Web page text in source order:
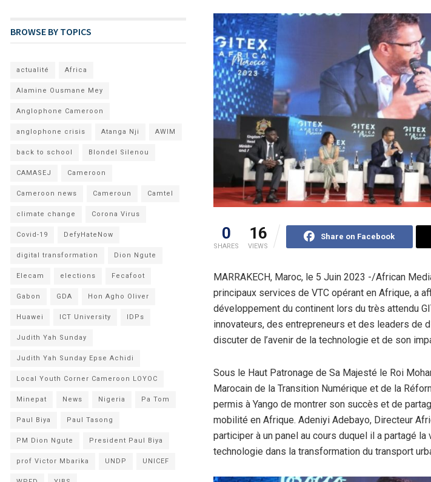
0
SHARES
16
VIEWS
Share on Facebook
MARRAKECH, Maroc, le 5 Juin 2023 -/African
principaux services de VTC opérant en Afrique, a
développement du continent lors du très attendu
innovateurs, des entrepreneurs et des leaders de
discuter de l’avenir de la technologie et de son
Sous le Haut Patronage de Sa Majesté le Roi
Marocain de la Transition Numérique et de la
permis à Yango de montrer son succès et de
mobilité en Afrique. Adeniyi Adebayo, Directeur
participer à un panel au cours duquel il a partagé
technologie dans la transformation du transport
BROWSE BY TOPICS
actualité Africa
Alamine Ousmane Mey
Anglophone Cameroon
anglophone crisis Atanga Nji AWIM
back to school Blondel Silenou
CAMASEJ Cameroon
Cameroon news Cameroun Camtel
climate change Corona Virus
Covid-19 DefyHateNow
digital transformation Dion Ngute
Elecam elections Fecafoot
Gabon GDA Hon Agho Oliver
Huawei ICT University IDPs
Judith Yah Sunday
Judith Yah Sunday Epse Achidi
Local Youth Corner Cameroon LOYOC
Minepat News Nigeria Pa Tom
Paul Biya Paul Tasong
PM Dion Ngute President Paul Biya
prof Victor Mbarika UNDP UNICEF